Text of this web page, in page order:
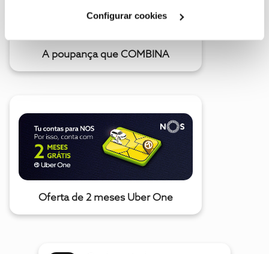
Configurar cookies
A poupança que COMBINA
Oferta de 2 meses Uber One